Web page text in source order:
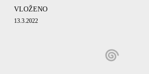
VLOŽENO
13.3.2022